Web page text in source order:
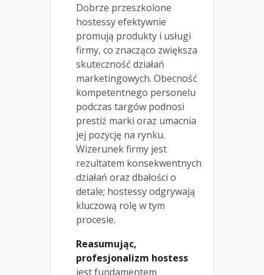
Dobrze przeszkolone
hostessy efektywnie
promują produkty i usługi
firmy, co znacząco zwiększa
skuteczność działań
marketingowych. Obecność
kompetentnego personelu
podczas targów podnosi
prestiż marki oraz umacnia
jej pozycję na rynku.
Wizerunek firmy jest
rezultatem konsekwentnych
działań oraz dbałości o
detale; hostessy odgrywają
kluczową rolę w tym
procesie.
Reasumując,
profesjonalizm hostess
jest fundamentem